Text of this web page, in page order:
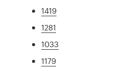
1419
1281
1033
1179